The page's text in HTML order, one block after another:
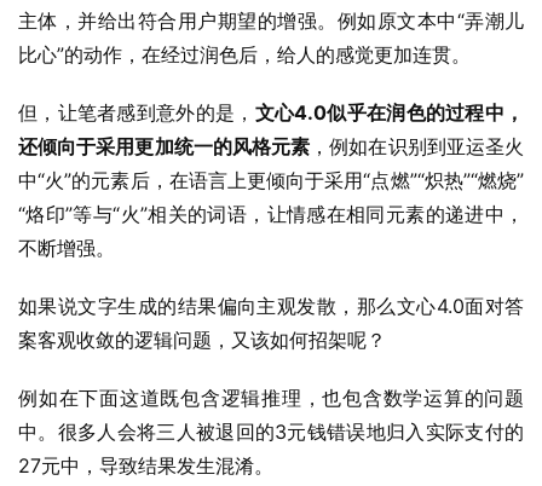
主体，并给出符合用户期望的增强。例如原文本中“弄潮儿
比心”的动作，在经过润色后，给人的感觉更加连贯。
但，让笔者感到意外的是， 文心4.0似乎在润色的过程中，
还倾向于采用更加统一的风格元素 ，例如在识别到亚运圣火
中“火”的元素后，在语言上更倾向于采用“点燃”“炽热”“燃烧”
“烙印”等与“火”相关的词语，让情感在相同元素的递进中，
不断增强。
如果说文字生成的结果偏向主观发散，那么文心4.0面对答
案客观收敛的逻辑问题，又该如何招架呢？
例如在下面这道既包含逻辑推理，也包含数学运算的问题
中。很多人会将三人被退回的3元钱错误地归入实际支付的
27元中，导致结果发生混淆。